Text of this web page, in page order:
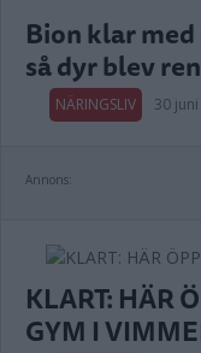
Bion klar
så dyr blev
NÄRINGSLIV 30
Annons:
KLART: HÄR
GYM I